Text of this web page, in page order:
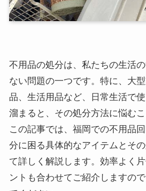
不用品の処分は、私たちの生活
ない問題の一つです。特に、大
品、生活用品など、日常生活で
溜まると、その処分方法に悩むこ
この記事では、福岡での不用品
分に困る具体的なアイテムとそ
て詳しく解説します。効率よく
ントも合わせてご紹介しますの